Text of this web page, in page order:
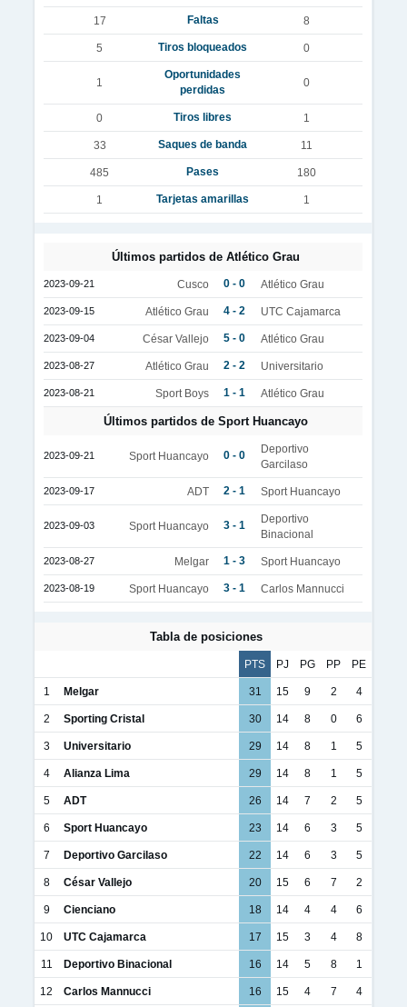
17 Faltas 8
5 Tiros bloqueados 0
1
Oportunidades
perdidas
0
0 Tiros libres 1
33 Saques de banda 11
485 Pases 180
1 Tarjetas amarillas 1
Últimos partidos de Atlético Grau
2023-09-21 Cusco 0 - 0 Atlético Grau
2023-09-15 Atlético Grau 4 - 2 UTC Cajamarca
2023-09-04 César Vallejo 5 - 0 Atlético Grau
2023-08-27 Atlético Grau 2 - 2 Universitario
2023-08-21 Sport Boys 1 - 1 Atlético Grau
Últimos partidos de Sport Huancayo
2023-09-21 Sport Huancayo 0 - 0
Deportivo
Garcilaso
2023-09-17 ADT 2 - 1 Sport Huancayo
2023-09-03 Sport Huancayo 3 - 1
Deportivo
Binacional
2023-08-27 Melgar 1 - 3 Sport Huancayo
2023-08-19 Sport Huancayo 3 - 1 Carlos Mannucci
Tabla de posiciones
PTS PJ PG PP PE
1 Melgar 31 15 9 2 4
2 Sporting Cristal 30 14 8 0 6
3 Universitario 29 14 8 1 5
4 Alianza Lima 29 14 8 1 5
5 ADT 26 14 7 2 5
6 Sport Huancayo 23 14 6 3 5
7 Deportivo Garcilaso 22 14 6 3 5
8 César Vallejo 20 15 6 7 2
9 Cienciano 18 14 4 4 6
10 UTC Cajamarca 17 15 3 4 8
11 Deportivo Binacional 16 14 5 8 1
12 Carlos Mannucci 16 15 4 7 4